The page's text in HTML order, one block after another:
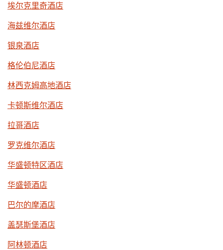
埃尔克里奇酒店
海兹维尔酒店
银泉酒店
格伦伯尼酒店
林西克姆高地酒店
卡顿斯维尔酒店
拉哥酒店
罗克维尔酒店
华盛顿特区酒店
华盛顿酒店
巴尔的摩酒店
盖瑟斯堡酒店
阿林顿酒店